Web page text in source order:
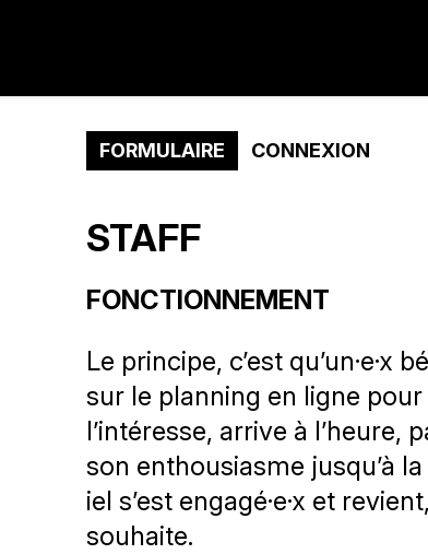
FORMULAIRE CONNEXION
STAFF
FONCTIONNEMENT
Le principe, c’est qu’un·e·x
sur le planning en ligne
l’intéresse, arrive à l’heure,
son enthousiasme jusqu’à
iel s’est engagé·e·x et
souhaite.